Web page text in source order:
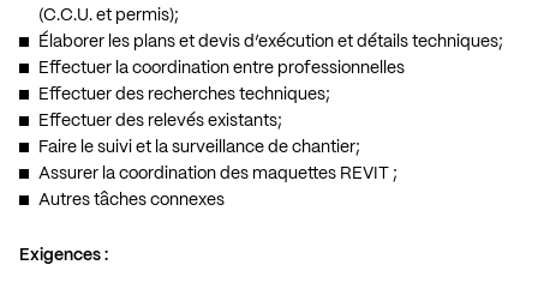
(C.C.U. et permis);
Élaborer les plans et devis d’exécution et détails techniques;
Effectuer la coordination entre professionnelles
Effectuer des recherches techniques;
Effectuer des relevés existants;
Faire le suivi et la surveillance de chantier;
Assurer la coordination des maquettes REVIT ;
Autres tâches connexes
Exigences :